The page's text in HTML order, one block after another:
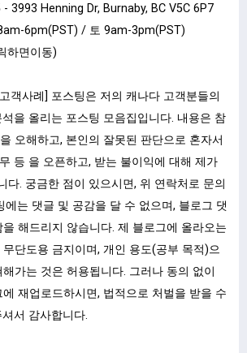
3993 Henning Dr, Burnaby, BC V5C 6P7
6pm(PST) / 토 9am-3pm(PST)
하면이동)
객사례] 포스팅은 저의 캐나다 고객분들의
을 올리는 포스팅 모음집입니다. 내용은 참
오해하고, 본인의 잘못된 판단으로 혼자서
등 을 오픈하고, 받는 불이익에 대해 제가
다. 궁금한 점이 있으시면, 위 연락처로 문의
에는 댓글 및 공감을 달 수 없으며, 블로그 댓
해드리지 않습니다. 제 블로그에 올라오는
단도용 금지이며, 개인 용도(공부 목적)으
가는 것은 허용됩니다. 그러나 동의 없이
재업로드하시면, 법적으로 처벌을 받을 수
서 감사합니다.